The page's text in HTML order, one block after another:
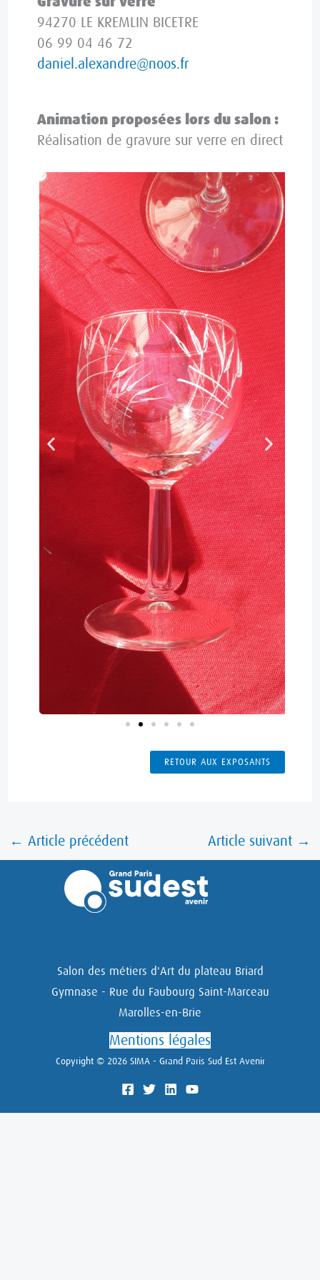
94270 LE KREMLIN BICETRE
06 99 04 46 72
daniel.alexandre@noos.fr
Animation proposées lors du salon :
Réalisation de gravure sur verre en direct
RETOUR AUX EXPOSANTS
← Article précédent Article suivant →
Salon des métiers d'Art du plateau Briard
Gymnase - Rue du Faubourg Saint-Marceau
Marolles-en-Brie
Mentions légales
Copyright © 2026 SIMA - Grand Paris Sud Est Avenir